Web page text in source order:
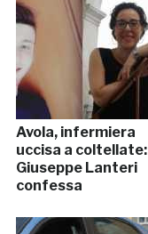
Avola, infermiera
uccisa a coltellate:
Giuseppe Lanteri
confessa